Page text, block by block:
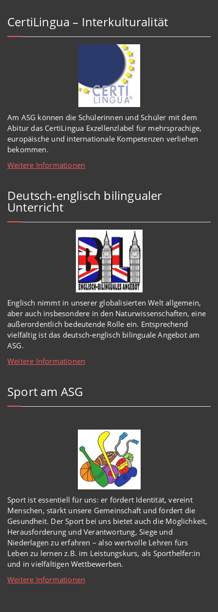
CertiLingua – Interkulturalität
Am ASG können die Schülerinnen und Schüler mit dem
Abitur das CertiLingua Exzellenzlabel für mehrsprachige,
europäische und internationale Kompetenzen verliehen
bekommen.
Weitere Informationen
Deutsch-englisch bilingualer
Unterricht
Englisch nimmt in unserer globalisierten Welt allgemein,
aber auch insbesondere in den Naturwissenschaften, eine
außerordentlich bedeutende Rolle ein. Entsprechend
vielfältig ist das deutsch-englisch bilinguale Angebot am
ASG.
Weitere Informationen
Sport am ASG
Sport ist essentiell für uns: er fördert Identität, vereint
Menschen, stärkt unsere Gemeinschaft und fördert die
Gesundheit. Der Sport bei uns bietet auch die Möglichkeit,
Herausforderung und Verantwortung, Siege und
Niederlagen zu erfahren – also wertvolle Lehren fürs
Leben zu lernen z.B. im Leistungskurs, als Sporthelfer:in
und in vielfältigen Wettbewerben.
Weitere Informationen